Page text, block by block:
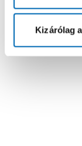
Kizárólag